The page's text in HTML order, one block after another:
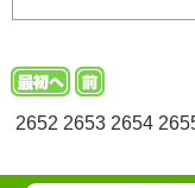
2652 2653 2654